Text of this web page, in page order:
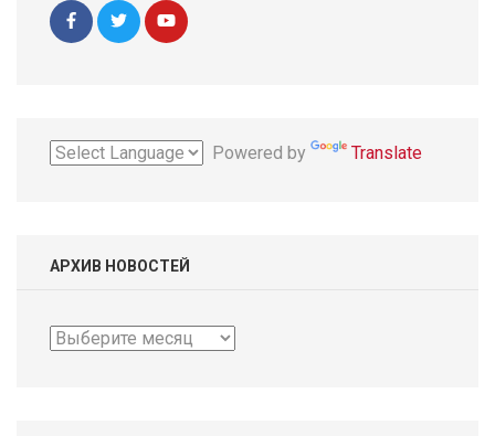
Powered by Translate
АРХИВ НОВОСТЕЙ
Архив